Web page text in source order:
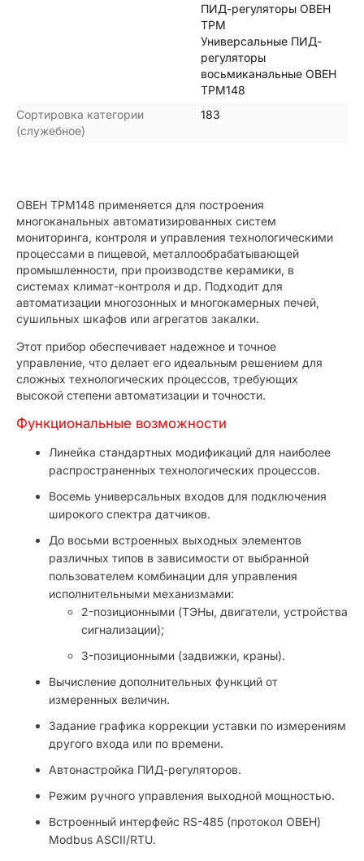
ПИД-регуляторы ОВЕН
ТРМ
Универсальные ПИД-
регуляторы
восьмиканальные ОВЕН
ТРМ148
Сортировка категории
(служебное)
183
ОВЕН ТРМ148 применяется для построения
многоканальных автоматизированных систем
мониторинга, контроля и управления технологическими
процессами в пищевой, металлообрабатывающей
промышленности, при производстве керамики, в
системах климат-контроля и др. Подходит для
автоматизации многозонных и многокамерных печей,
сушильных шкафов или агрегатов закалки.
Этот прибор обеспечивает надежное и точное
управление, что делает его идеальным решением для
сложных технологических процессов, требующих
высокой степени автоматизации и точности.
Функциональные возможности
Линейка стандартных модификаций для наиболее
распространенных технологических процессов.
Восемь универсальных входов для подключения
широкого спектра датчиков.
До восьми встроенных выходных элементов
различных типов в зависимости от выбранной
пользователем комбинации для управления
исполнительными механизмами:
2-позиционными (ТЭНы, двигатели, устройства
сигнализации);
3-позиционными (задвижки, краны).
Вычисление дополнительных функций от
измеренных величин.
Задание графика коррекции уставки по измерениям
другого входа или по времени.
Автонастройка ПИД-регуляторов.
Режим ручного управления выходной мощностью.
Встроенный интерфейс RS-485 (протокол ОВЕН)
Modbus ASCII/RTU.